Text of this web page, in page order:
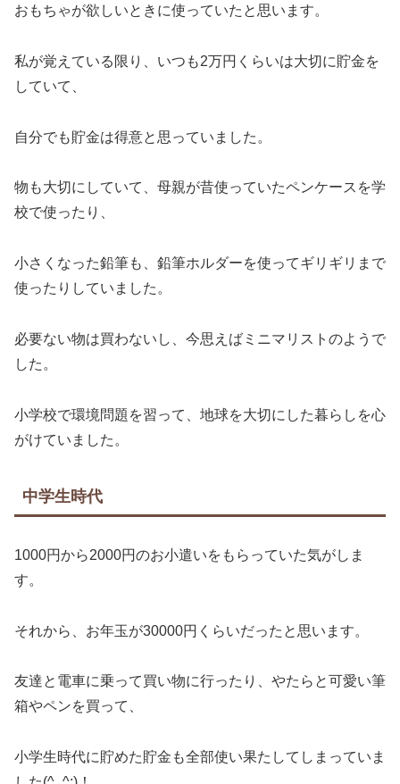
おもちゃが欲しいときに使っていたと思います。
私が覚えている限り、いつも2万円くらいは大切に貯金を
していて、
自分でも貯金は得意と思っていました。
物も大切にしていて、母親が昔使っていたペンケースを学
校で使ったり、
小さくなった鉛筆も、鉛筆ホルダーを使ってギリギリまで
使ったりしていました。
必要ない物は買わないし、今思えばミニマリストのようで
した。
小学校で環境問題を習って、地球を大切にした暮らしを心
がけていました。
中学生時代
1000円から2000円のお小遣いをもらっていた気がしま
す。
それから、お年玉が30000円くらいだったと思います。
友達と電車に乗って買い物に行ったり、やたらと可愛い筆
箱やペンを買って、
小学生時代に貯めた貯金も全部使い果たしてしまっていま